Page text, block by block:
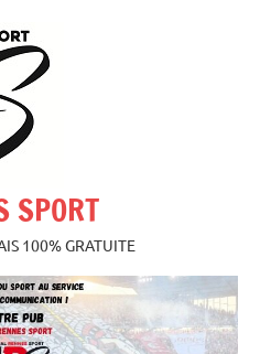
SPORT
100% GRATUITE